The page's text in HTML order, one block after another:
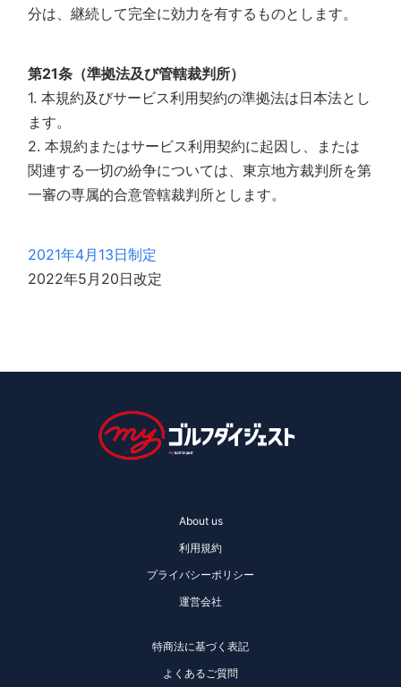
分は、継続して完全に効力を有するものとします。
第21条（準拠法及び管轄裁判所）
1. 本規約及びサービス利用契約の準拠法は日本法とし
ます。
2. 本規約またはサービス利用契約に起因し、または
関連する一切の紛争については、東京地方裁判所を第
一審の専属的合意管轄裁判所とします。
2021年4月13日制定
2022年5月20日改定
About us
利用規約
プライバシーポリシー
運営会社
特商法に基づく表記
よくあるご質問